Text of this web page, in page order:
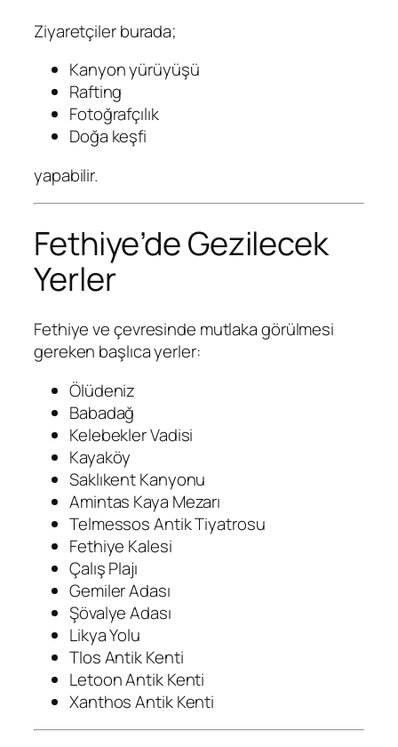
Ziyaretçiler burada;
Kanyon yürüyüşü
Rafting
Fotoğrafçılık
Doğa keşfi
yapabilir.
Fethiye’de Gezilecek
Yerler
Fethiye ve çevresinde mutlaka görülmesi
gereken başlıca yerler:
Ölüdeniz
Babadağ
Kelebekler Vadisi
Kayaköy
Saklıkent Kanyonu
Amintas Kaya Mezarı
Telmessos Antik Tiyatrosu
Fethiye Kalesi
Çalış Plajı
Gemiler Adası
Şövalye Adası
Likya Yolu
Tlos Antik Kenti
Letoon Antik Kenti
Xanthos Antik Kenti